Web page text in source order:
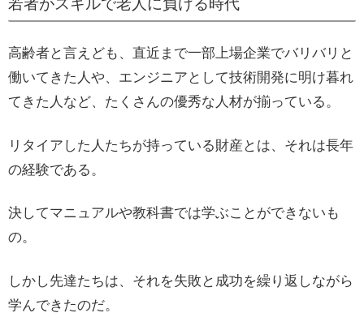
高齢者と言えども、直近まで一部上場企業でバリバリと
働いてきた人や、エンジニアとして技術開発に明け暮れ
てきた人など、たくさんの優秀な人材が揃っている。
リタイアした人たちが持っている財産とは、それは長年
の経験である。
決してマニュアルや教科書では学ぶことができないも
の。
しかし先達たちは、それを失敗と成功を繰り返しながら
学んできたのだ。